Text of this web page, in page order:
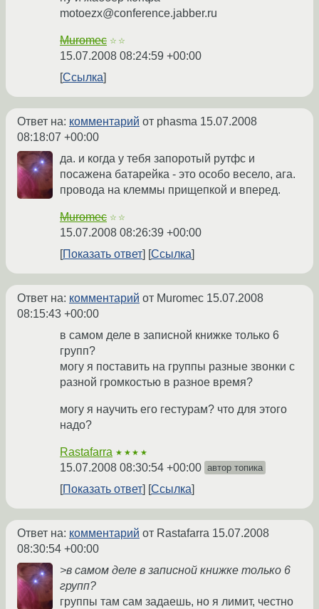
motoezx@conference.jabber.ru
Muromec ☆☆
15.07.2008 08:24:59 +00:00
Ссылка
Ответ на: комментарий от phasma 15.07.2008
08:18:07 +00:00
да. и когда у тебя запоротый рутфс и
посажена батарейка - это особо весело, ага.
провода на клеммы прищепкой и вперед.
Muromec ☆☆
15.07.2008 08:26:39 +00:00
Показать ответ
Ссылка
Ответ на: комментарий от Muromec 15.07.2008
08:15:43 +00:00
в самом деле в записной книжке только 6
групп?
могу я поставить на группы разные звонки с
разной громкостью в разное время?
могу я научить его гестурам? что для этого
надо?
Rastafarra ★★★★
15.07.2008 08:30:54 +00:00 автор топика
Показать ответ Ссылка
Ответ на: комментарий от Rastafarra 15.07.2008
08:30:54 +00:00
>в самом деле в записной книжке только 6
групп?
группы там сам задаешь, но я лимит, честно